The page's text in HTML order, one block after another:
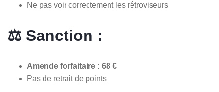
Ne pas voir correctement les rétroviseurs
⚖️ Sanction :
Amende forfaitaire : 68 €
Pas de retrait de points